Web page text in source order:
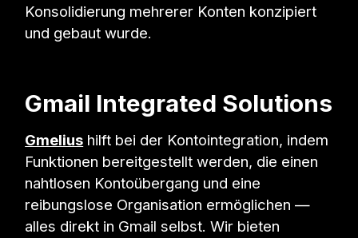
Konsolidierung mehrerer Konten konzipiert
und gebaut wurde.
Gmail Integrated Solutions
Gmelius hilft bei der Kontointegration, indem
Funktionen bereitgestellt werden, die einen
nahtlosen Kontoübergang und eine
reibungslose Organisation ermöglichen —
alles direkt in Gmail selbst. Wir bieten